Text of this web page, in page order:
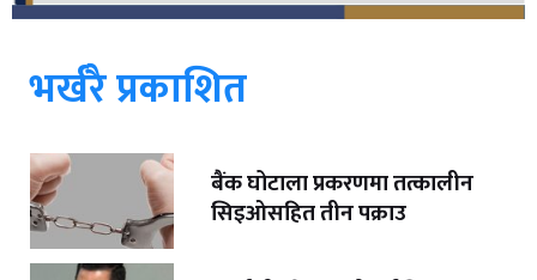
भर्खरै प्रकाशित
बैंक घोटाला प्रकरणमा तत्कालीन
सिइओसहित तीन पक्राउ